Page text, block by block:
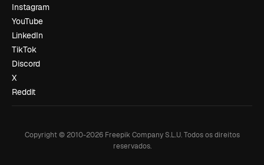
Instagram
YouTube
LinkedIn
TikTok
Discord
X
Reddit
Copyright © 2010-2026Freepik Company S.L.U. Todos os direitos
reservados.